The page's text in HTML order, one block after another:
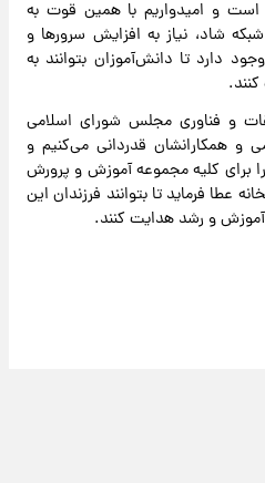
و امیدواریم با همین قوت به
شاد، نیاز به افزایش سرورها و
دارد تا دانش‌آموزان بتوانند به
و فناوری مجلس شورای اسلامی
و همکارانشان قدردانی می‌کنیم و
برای کلیه مجموعه آموزش و پرورش
عطا فرماید تا بتوانند فرزندان این
و رشد هدایت کنند.